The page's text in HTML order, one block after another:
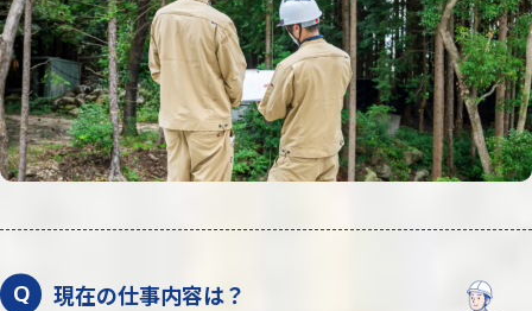
Q 現在の仕事内容は？